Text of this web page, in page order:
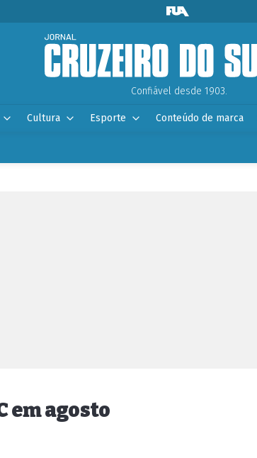
Confiável desde 1903.
Cultura Esporte Conteúdo de marca
em agosto